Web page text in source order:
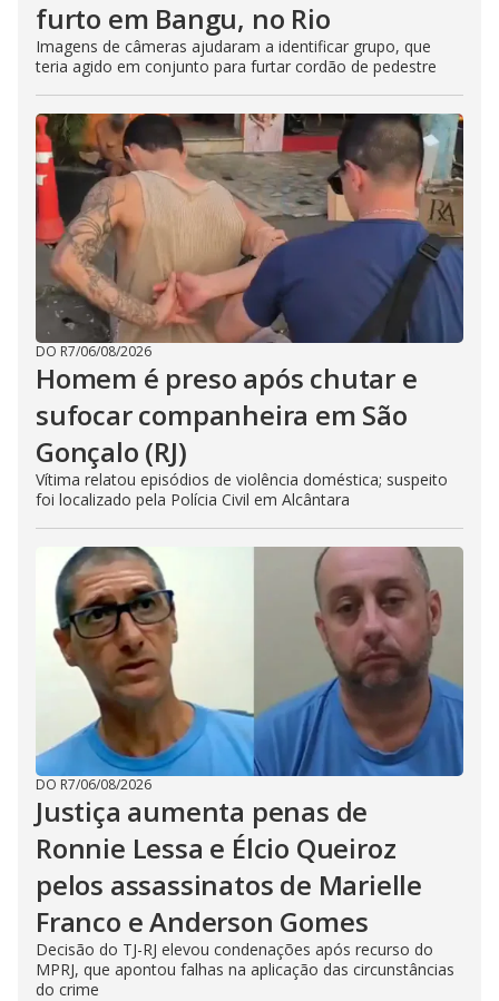
furto em Bangu, no Rio
Imagens de câmeras ajudaram a identificar grupo, que
teria agido em conjunto para furtar cordão de pedestre
DO R7/06/08/2026
Homem é preso após chutar e
sufocar companheira em São
Gonçalo (RJ)
Vítima relatou episódios de violência doméstica; suspeito
foi localizado pela Polícia Civil em Alcântara
DO R7/06/08/2026
Justiça aumenta penas de
Ronnie Lessa e Élcio Queiroz
pelos assassinatos de Marielle
Franco e Anderson Gomes
Decisão do TJ-RJ elevou condenações após recurso do
MPRJ, que apontou falhas na aplicação das circunstâncias
do crime